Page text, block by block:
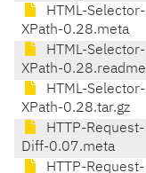
HTML-Selector-
XPath-0.28.meta
HTML-Selector-
XPath-0.28.readme
HTML-Selector-
XPath-0.28.tar.gz
HTTP-Request-
Diff-0.07.meta
HTTP-Request-